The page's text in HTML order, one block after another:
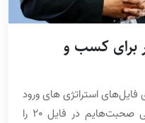
برای کسب و
استراتژی های ورود
به بازار برای کسب و کارهای اینترنتی صحبت‌هایم در فایل 20 را